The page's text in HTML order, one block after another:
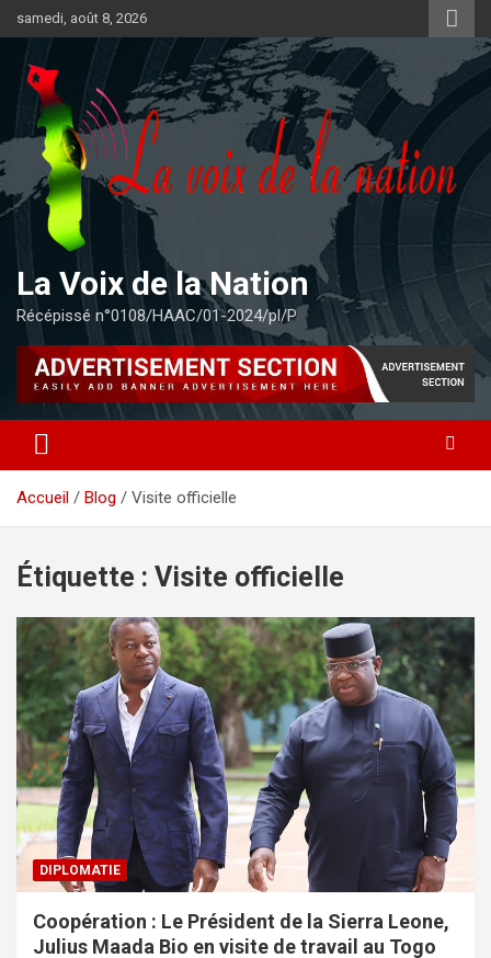
au
contenu
samedi, août 8, 2026
La Voix de la Nation
Récépissé n°0108/HAAC/01-2024/pl/P
Accueil Blog Visite officielle
Étiquette : Visite officielle
DIPLOMATIE
Coopération : Le Président de la Sierra Leone,
Julius Maada Bio en visite de travail au Togo